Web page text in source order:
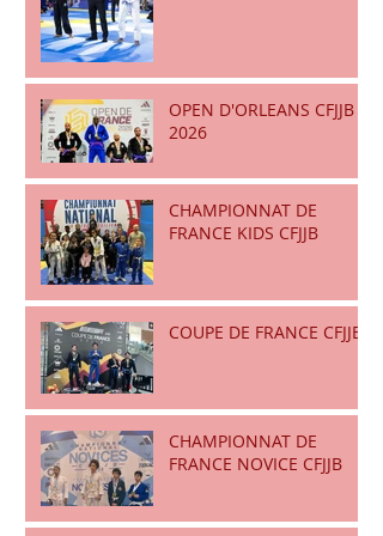
OPEN D'ORLEANS CFJJB
2026
CHAMPIONNAT DE
FRANCE KIDS CFJJB
COUPE DE FRANCE CFJJB
CHAMPIONNAT DE
FRANCE NOVICE CFJJB